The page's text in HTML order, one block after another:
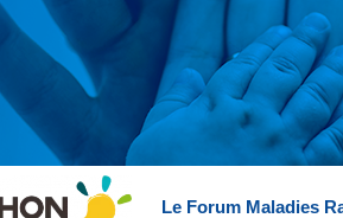
Le Forum Maladies